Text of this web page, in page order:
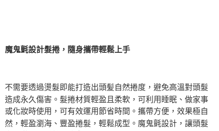
魔鬼氈設計髮捲，隨身攜帶輕鬆上手
不需要透過燙髮即能打造出頭髪自然捲度，避免高溫對頭髮
造成永久傷害。髮捲材質輕盈且柔軟，可利用睡眠、做家事
或化妝時使用，可有效運用節省時間。攜帶方便，效果極自
然，輕盈瀏海、豐盈捲髮，輕鬆成型。魔鬼氈設計，讓頭髮